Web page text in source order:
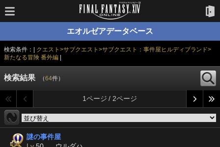
エオルゼアデータベース
検索条件：| クエスト>サブクエスト>サブクエスト：事件屋ヒルディブランド>
新たなる冒険 番外編|
検索結果 （64件）
1ページ / 2ページ
謎の事件屋